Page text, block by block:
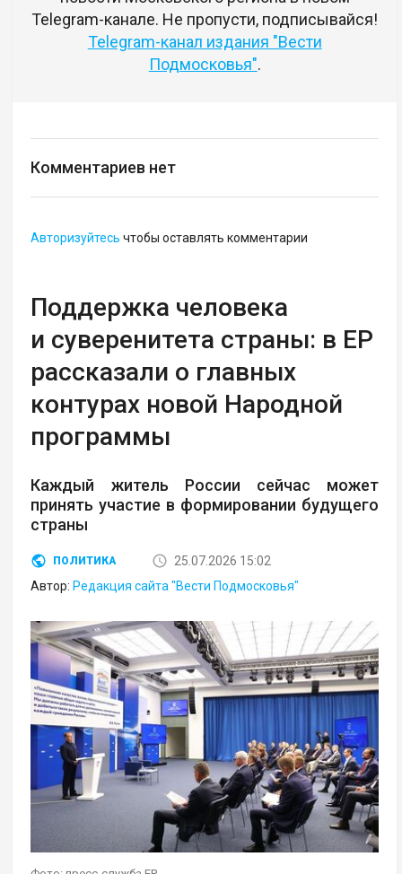
Telegram-канале. Не пропусти, подписывайся!
Telegram-канал издания "Вести
Подмосковья".
Комментариев нет
Авторизуйтесь чтобы оставлять комментарии
Поддержка человека
и суверенитета страны: в ЕР
рассказали о главных
контурах новой Народной
программы
Каждый житель России сейчас может
принять участие в формировании будущего
страны
ПОЛИТИКА
25.07.2026 15:02
Автор: Редакция сайта "Вести Подмосковья"